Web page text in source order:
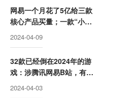
网易一个月花了5亿给三款
核心产品买量；一款“小游
戏”APP把腾讯《元梦之
2024-04-09
32款已经倒在2024年的游
戏：涉腾讯网易B站，有产
品运营时间不到半年
2024-04-03